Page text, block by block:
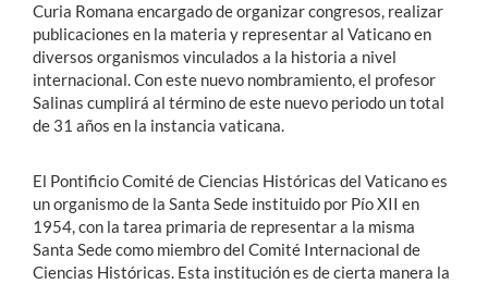
Curia Romana encargado de organizar congresos, realizar
publicaciones en la materia y representar al Vaticano en
diversos organismos vinculados a la historia a nivel
internacional. Con este nuevo nombramiento, el profesor
Salinas cumplirá al término de este nuevo periodo un total
de 31 años en la instancia vaticana.
El Pontificio Comité de Ciencias Históricas del Vaticano es
un organismo de la Santa Sede instituido por Pío XII en
1954, con la tarea primaria de representar a la misma
Santa Sede como miembro del Comité Internacional de
Ciencias Históricas. Esta institución es de cierta manera la